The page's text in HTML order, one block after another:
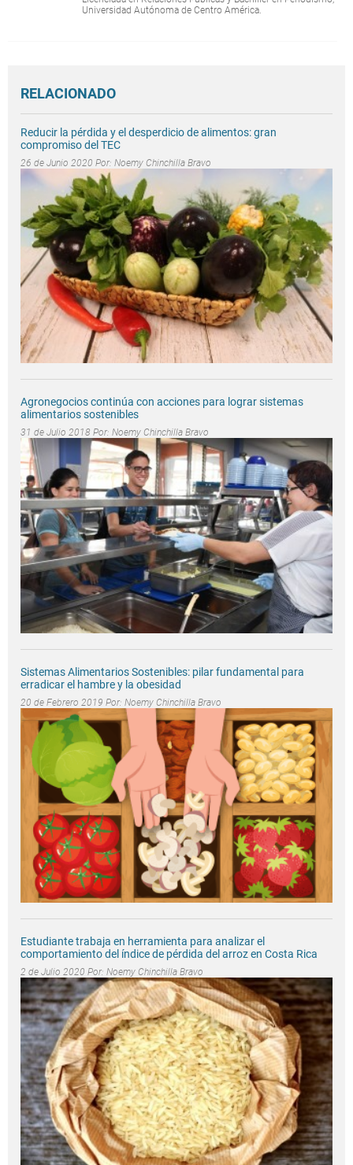
Universidad Autónoma de Centro América.
RELACIONADO
Reducir la pérdida y el desperdicio de alimentos: gran
compromiso del TEC
26 de Junio 2020 Por: Noemy Chinchilla Bravo
Agronegocios continúa con acciones para lograr sistemas
alimentarios sostenibles
31 de Julio 2018 Por: Noemy Chinchilla Bravo
Sistemas Alimentarios Sostenibles: pilar fundamental para
erradicar el hambre y la obesidad
20 de Febrero 2019 Por: Noemy Chinchilla Bravo
Estudiante trabaja en herramienta para analizar el
comportamiento del índice de pérdida del arroz en Costa Rica
2 de Julio 2020 Por: Noemy Chinchilla Bravo